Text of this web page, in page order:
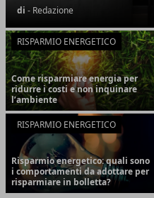
di - Redazione
RISPARMIO ENERGETICO
Come risparmiare energia per
ridurre i costi e non inquinare
l’ambiente
RISPARMIO ENERGETICO
Risparmio energetico: quali sono
i comportamenti da adottare per
risparmiare in bolletta?